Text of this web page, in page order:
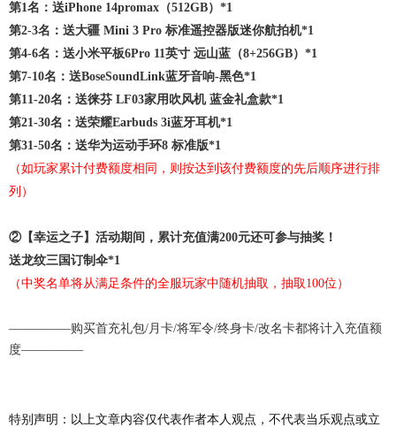
第1名：送iPhone 14promax（512GB） *1
第2-3名：送大疆 Mini 3 Pro 标准遥控器版迷你航拍机*1
第4-6名：送小米平板6Pro 11英寸 远山蓝（8+256GB）*1
第7-10名：送BoseSoundLink蓝牙音响-黑色*1
第11-20名：送徕芬 LF03家用吹风机 蓝金礼盒款*1
第21-30名：送荣耀Earbuds 3i蓝牙耳机*1
第31-50名：送华为运动手环8 标准版*1
（如玩家累计付费额度相同，则按达到该付费额度的先后顺序进行排
列）
②【幸运之子】活动期间，累计充值满200元还可参与抽奖！
送龙纹三国订制伞*1
（中奖名单将从满足条件的全服玩家中随机抽取，抽取100位）
—————购买首充礼包/月卡/将军令/终身卡/改名卡都将计入充值额
度—————
特别声明：以上文章内容仅代表作者本人观点，不代表当乐观点或立